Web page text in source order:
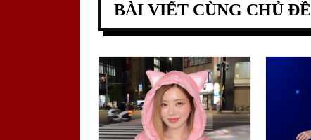
BÀI VIẾT CÙNG CHỦ ĐỀ